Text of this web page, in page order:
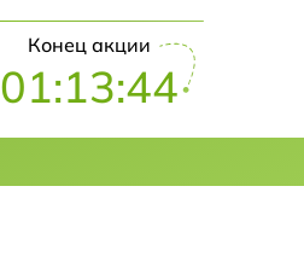
Конец акции
01:13:43